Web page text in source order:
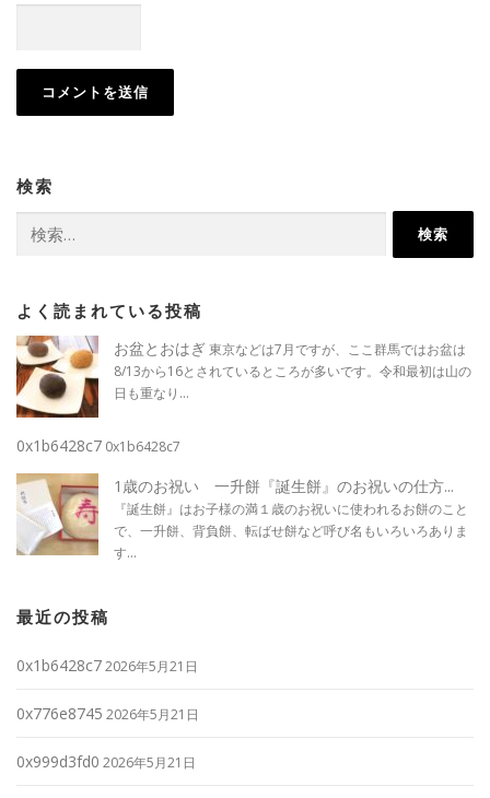
検索
索:
よく読まれている投稿
お盆とおはぎ東京などは7月ですが、ここ群馬ではお盆は
8/13から16とされているところが多いです。令和最初は山の
日も重なり...
0x1b6428c7 0x1b6428c7
1歳のお祝い 一升餅『誕生餅』のお祝いの仕方...
『誕生餅』はお子様の満１歳のお祝いに使われるお餅のこと
で、一升餅、背負餅、転ばせ餅など呼び名もいろいろありま
す...
最近の投稿
0x1b6428c72026年5月21日
0x776e8745 2026年5月21日
0x999d3fd0 2026年5月21日